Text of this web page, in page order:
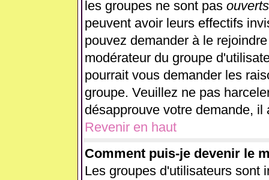
les groupes ne sont pas ouverts
peuvent avoir leurs effectifs
pouvez demander à le
modérateur du groupe
pourrait vous demander les
groupe. Veuillez ne pas
désapprouve votre demande, il
Revenir en haut
Comment puis-je devenir le
Les groupes d'utilisateurs sont